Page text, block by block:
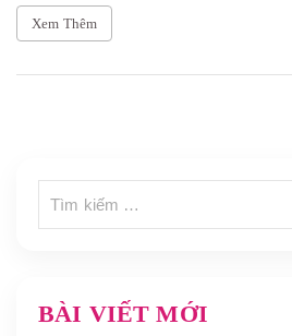
Xem Thêm
BÀI VIẾT MỚI